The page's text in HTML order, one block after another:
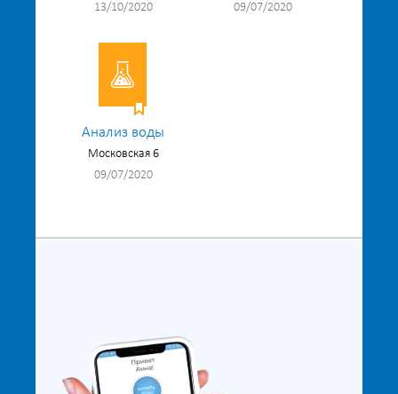
13/10/2020
09/07/2020
Анализ воды
Московская 6
09/07/2020